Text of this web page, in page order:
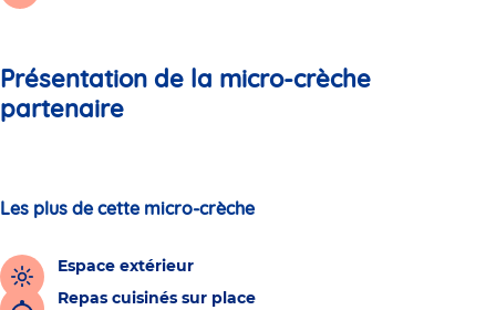
Présentation de la micro-crèche
partenaire
Les plus de cette micro-crèche
Espace extérieur
Repas cuisinés sur place